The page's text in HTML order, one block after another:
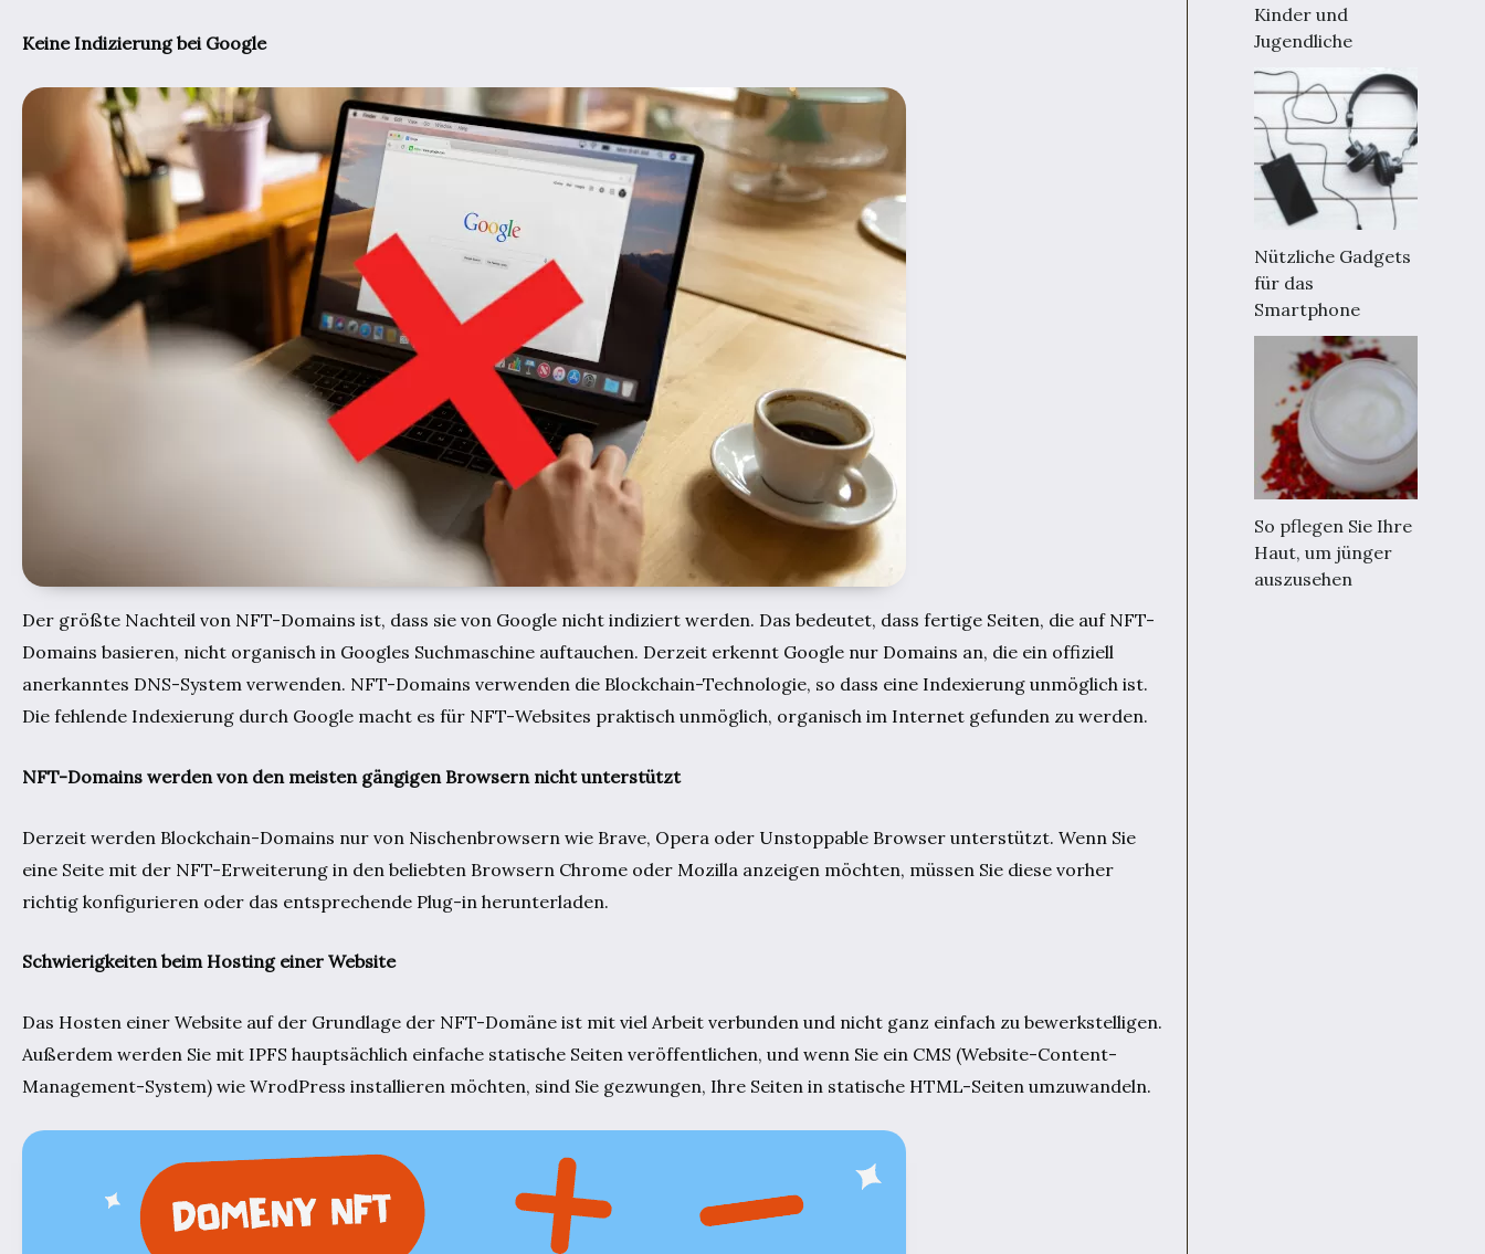
Keine Indizierung bei Google
Der größte Nachteil von NFT-Domains ist, dass sie von Google nicht indiziert werden. Das bedeutet, dass fertige Seiten, die auf NFT-
Domains basieren, nicht organisch in Googles Suchmaschine auftauchen. Derzeit erkennt Google nur Domains an, die ein offiziell
anerkanntes DNS-System verwenden. NFT-Domains verwenden die Blockchain-Technologie, so dass eine Indexierung unmöglich ist.
Die fehlende Indexierung durch Google macht es für NFT-Websites praktisch unmöglich, organisch im Internet gefunden zu werden.
NFT-Domains werden von den meisten gängigen Browsern nicht unterstützt
Derzeit werden Blockchain-Domains nur von Nischenbrowsern wie Brave, Opera oder Unstoppable Browser unterstützt. Wenn Sie
eine Seite mit der NFT-Erweiterung in den beliebten Browsern Chrome oder Mozilla anzeigen möchten, müssen Sie diese vorher
richtig konfigurieren oder das entsprechende Plug-in herunterladen.
Schwierigkeiten beim Hosting einer Website
Das Hosten einer Website auf der Grundlage der NFT-Domäne ist mit viel Arbeit verbunden und nicht ganz einfach zu bewerkstelligen.
Außerdem werden Sie mit IPFS hauptsächlich einfache statische Seiten veröffentlichen, und wenn Sie ein CMS (Website-Content-
Management-System) wie WrodPress installieren möchten, sind Sie gezwungen, Ihre Seiten in statische HTML-Seiten umzuwandeln.
Kinder und
Jugendliche
Nützliche Gadgets
für das
Smartphone
So pflegen Sie Ihre
Haut, um jünger
auszusehen